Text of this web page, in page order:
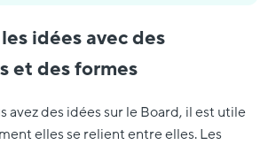
idées avec des
et des formes
avez des idées sur le Board, il est utile
elles se relient entre elles. Les